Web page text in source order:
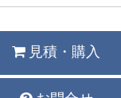
見積・購入